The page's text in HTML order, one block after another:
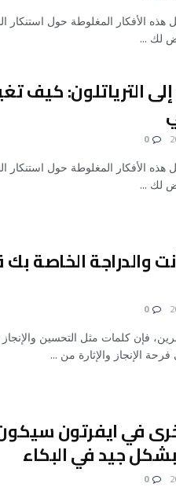
الأفكار المغلوطة حول استنكار
لك ...
الترياتلون: كيف
0
الأفكار المغلوطة حول استنكار
لك ...
والدراجة الخاصة
0
فإن كلمات مثل التحسين
الإنجاز والإثارة من ...
في ايفرتون
جيد في البكاء
0